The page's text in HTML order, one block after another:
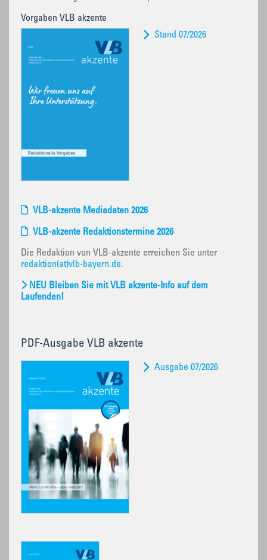
Vorgaben VLB akzente
Stand 07/2026
VLB-akzente Mediadaten 2026
VLB-akzente Redaktionstermine 2026
Die Redaktion von VLB-akzente erreichen Sie unter
redaktion(at)vlb-bayern.de.
NEU Bleiben Sie mit VLB akzente-Info auf dem
Laufenden!
PDF-Ausgabe VLB akzente
Ausgabe 07/2026